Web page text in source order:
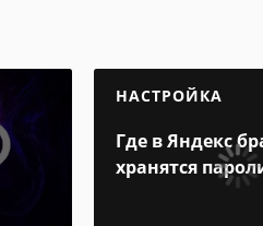
НАСТРОЙКА
Где в Яндекс
хранятся